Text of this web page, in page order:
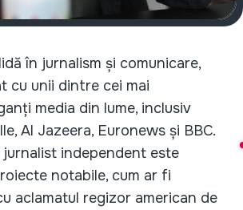
în jurnalism și comunicare,
cu unii dintre cei mai
media din lume, inclusiv
Al Jazeera, Euronews și BBC.
jurnalist independent este
notabile, cum ar fi
aclamatul regizor american de